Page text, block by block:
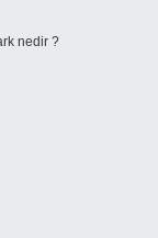
nedir ?